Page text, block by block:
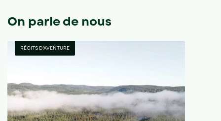
On parle de nous
RÉCITS D'AVENTURE